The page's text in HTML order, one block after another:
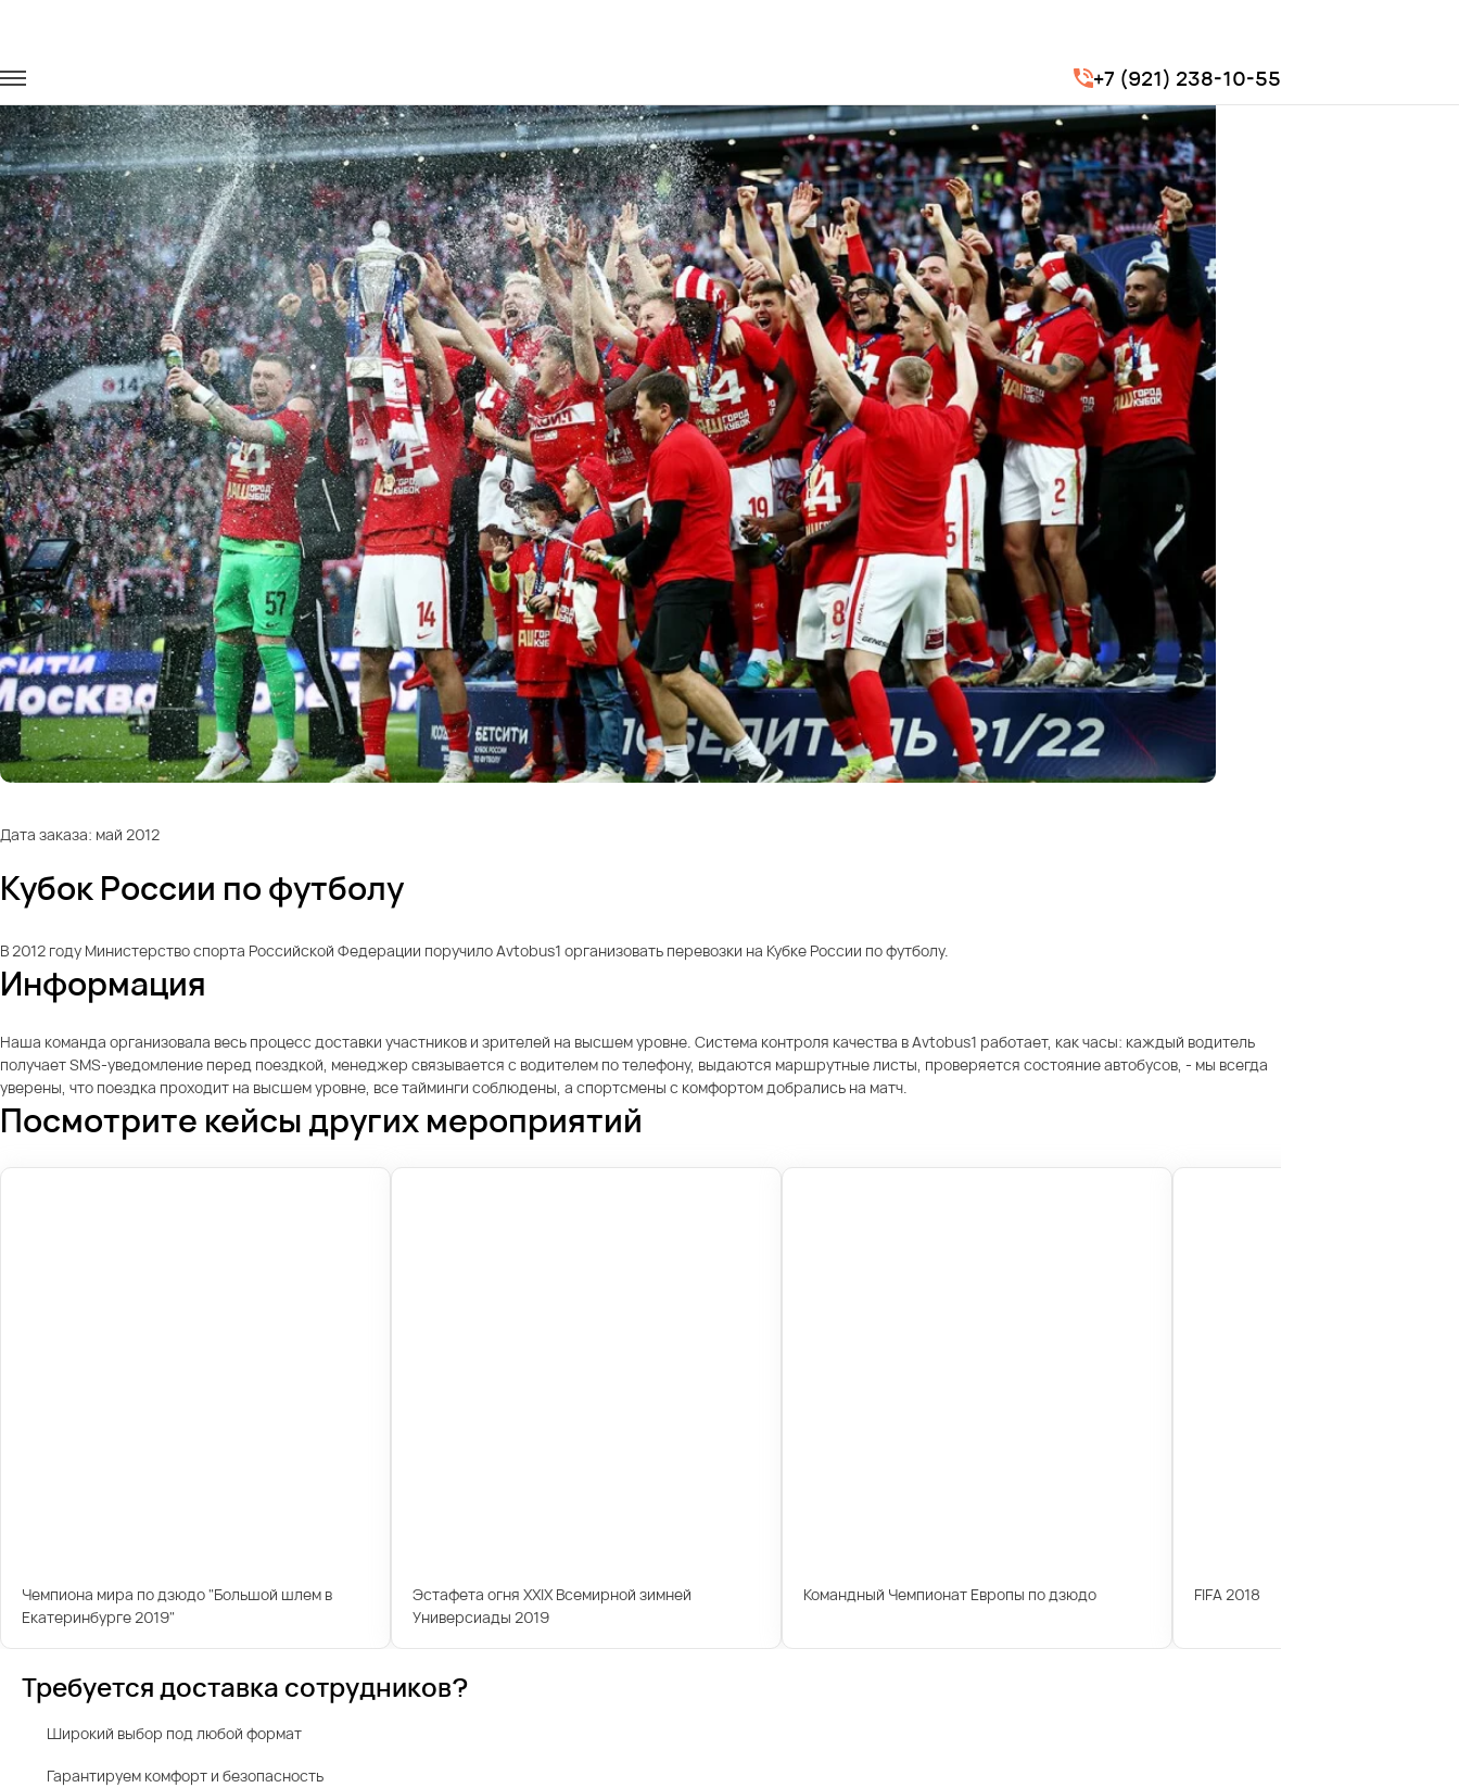
+7 (921) 238-10-55
Дата заказа: май 2012
Кубок России по футболу
В 2012 году Министерство спорта Российской Федерации поручило Avtobus1 организовать перевозки на Кубке России по футболу.
Информация
Наша команда организовала весь процесс доставки участников и зрителей на высшем уровне. Система контроля качества в Avtobus1 работает, как часы: каждый водитель
получает SMS-уведомление перед поездкой, менеджер связывается с водителем по телефону, выдаются маршрутные листы, проверяется состояние автобусов, - мы всегда
уверены, что поездка проходит на высшем уровне, все тайминги соблюдены, а спортсмены с комфортом добрались на матч.
Посмотрите кейсы других мероприятий
Чемпиона мира по дзюдо "Большой шлем в
Екатеринбурге 2019"
Эстафета огня XXIX Всемирной зимней
Универсиады 2019
Командный Чемпионат Европы по дзюдо FIFA 2018
Требуется доставка сотрудников?
Широкий выбор под любой формат
Гарантируем комфорт и безопасность